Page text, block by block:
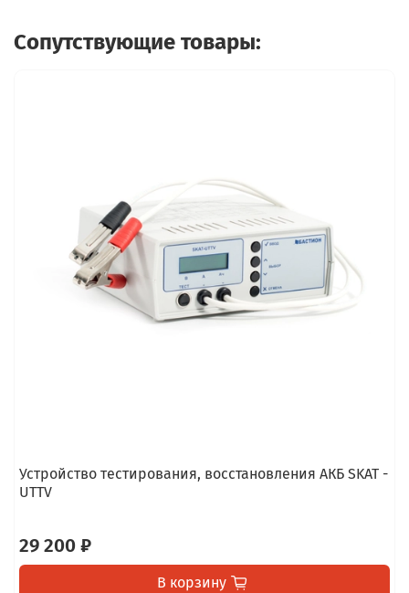
Сопутствующие товары:
Устройство тестирования, восстановления АКБ SKAT -
UTTV
29 200 ₽
В корзину